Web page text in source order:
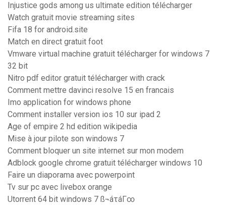
Injustice gods among us ultimate edition télécharger
Watch gratuit movie streaming sites
Fifa 18 for android.site
Match en direct gratuit foot
Vmware virtual machine gratuit télécharger for windows 7
32 bit
Nitro pdf editor gratuit télécharger with crack
Comment mettre davinci resolve 15 en francais
Imo application for windows phone
Comment installer version ios 10 sur ipad 2
Age of empire 2 hd edition wikipedia
Mise à jour pilote son windows 7
Comment bloquer un site internet sur mon modem
Adblock google chrome gratuit télécharger windows 10
Faire un diaporama avec powerpoint
Tv sur pc avec livebox orange
Utorrent 64 bit windows 7 ß¬áτáΓ∞